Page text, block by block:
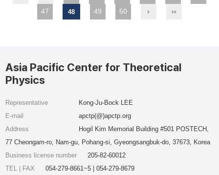
47
48 49 50
Asia Pacific Center for Theoretical
Physics
Representative
Kong-Ju-Bock LEE
E-mail
apctp(@)apctp.org
Address
Hogil Kim Memorial Building #501 POSTECH,
77 Cheongam-ro, Nam-gu, Pohang-si, Gyeongsangbuk-do, 37673, Korea
Business license number
205-82-60012
TEL | FAX
054-279-8661~5 | 054-279-8679